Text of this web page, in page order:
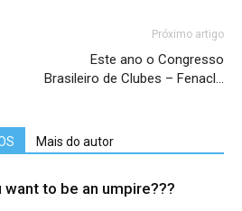
Próximo artigo
Este ano o Congresso
Brasileiro de Clubes – Fenacl…
Mais do autor
want to be an umpire???